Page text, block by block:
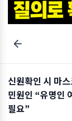
신원확인 시 마
민원인 “유명인
필요”